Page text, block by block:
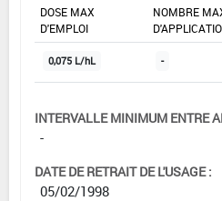
DOSE MAX
D'EMPLOI
NOMBRE
0,075 L/hL -
INTERVALLE MINIMUM ENTRE
-
DATE DE RETRAIT DE L'USAGE :
05/02/1998